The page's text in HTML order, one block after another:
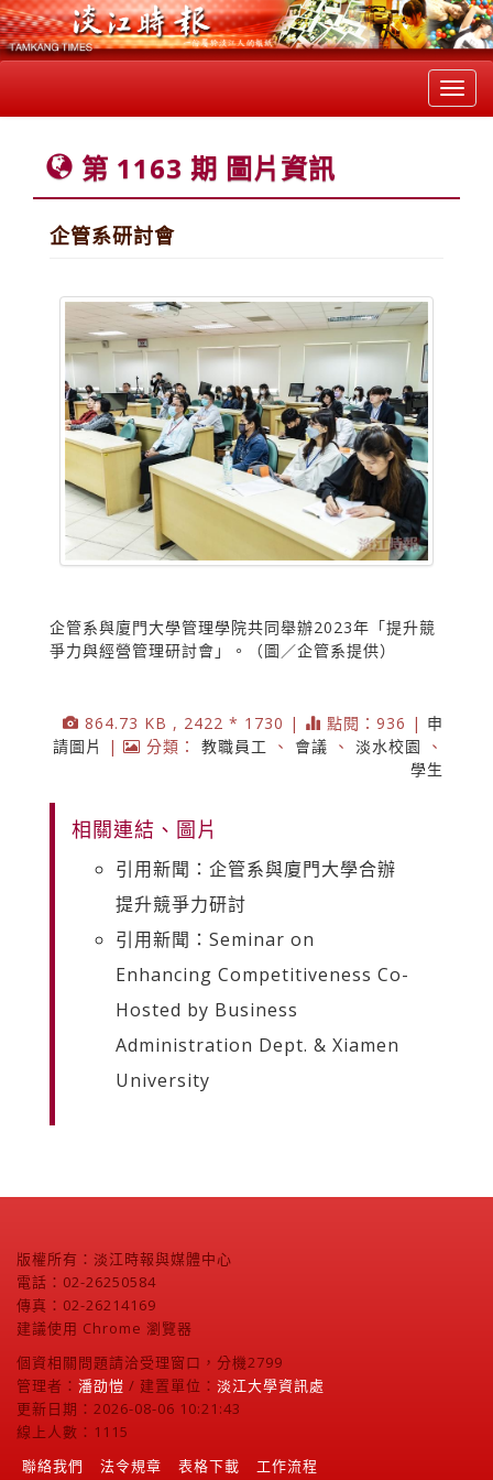
第 1163 期 圖片資訊
企管系研討會
企管系與廈門大學管理學院共同舉辦2023年「提升競
爭力與經營管理研討會」。（圖／企管系提供）
864.73 KB , 2422 * 1730 | 點閱：936 | 申
請圖片
| 分類： 教職員工 、 會議 、 淡水校園
、
學生
相關連結、圖片
引用新聞：企管系與廈門大學合辦
提升競爭力研討
引用新聞：Seminar on
Enhancing Competitiveness Co-
Hosted by Business
Administration Dept. & Xiamen
University
版權所有：淡江時報與媒體中心
電話：02-26250584
傳真：02-26214169
建議使用 Chrome 瀏覽器
個資相關問題請洽受理窗口，分機2799
管理者： 潘劭愷 / 建置單位： 淡江大學資訊處
更新日期：2026-08-06 10:21:43
線上人數：1115
聯絡我們
法令規章 表格下載
工作流程